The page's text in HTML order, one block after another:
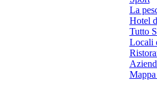
La
Hotel
Tutto
Locali